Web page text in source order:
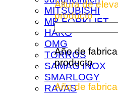
MITSUBISHI
MB FORKLIFT
HAKO
OMG
TORROS
SAMAG INOX
SMARLOGY
RAVAS
Altura de
producto
Año de
producto
Año de